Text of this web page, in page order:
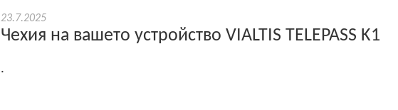
23.7.2025
Чехия на вашето устройство VIALTIS TELEPASS K1
.